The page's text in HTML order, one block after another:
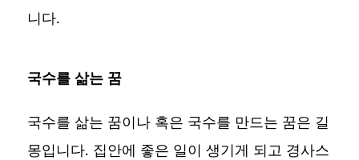
니다.
국수를 삶는 꿈
국수를 삶는 꿈이나 혹은 국수를 만드는 꿈은 길
몽입니다. 집안에 좋은 일이 생기게 되고 경사스